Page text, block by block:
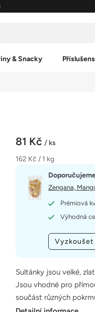
& Snacky
81 Kč/ ks
Měrná
162 Kč / 1 kg
Sultánky jsou velké,
Jsou vhodné pro
součást různých
Zengana,
Prémiová
Výhodná
Vyzkoušet